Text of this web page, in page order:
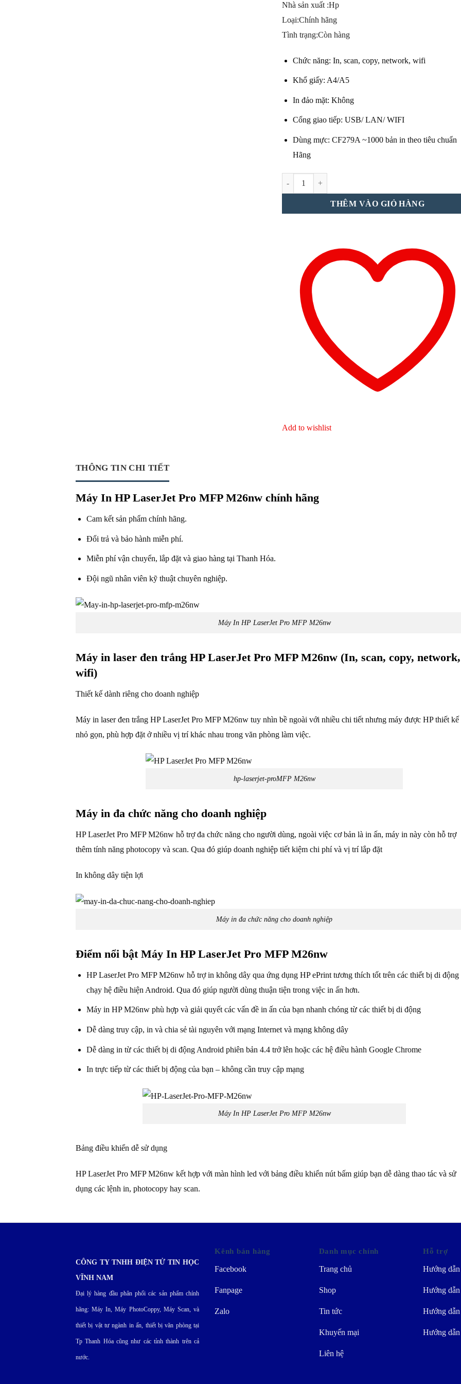
4,100,000₫.
Nhà sản xuất :Hp
Loại:Chính hãng
Tình trạng:Còn hàng
Chức năng: In, scan, copy, network, wifi
Khổ giấy: A4/A5
In đảo mặt: Không
Cổng giao tiếp: USB/ LAN/ WIFI
Dùng mực: CF279A ~1000 bản in theo tiêu chuẩn
Hãng
Máy In HP LaserJet Pro MFP M26nw số lượng
THÊM VÀO GIỎ HÀNG
Add to wishlist
THÔNG TIN CHI TIẾT
Máy In HP LaserJet Pro MFP M26nw chính hãng
Cam kết sản phẩm chính hãng.
Đổi trả và bảo hành miễn phí.
Miễn phí vận chuyển, lắp đặt và giao hàng tại Thanh Hóa.
Đội ngũ nhân viên kỹ thuật chuyên nghiệp.
Máy In HP LaserJet Pro MFP M26nw
Máy in laser đen trắng HP LaserJet Pro MFP M26nw (In, scan, copy, network,
wifi)
Thiết kế dành riêng cho doanh nghiệp
Máy in laser đen trắng HP LaserJet Pro MFP M26nw tuy nhìn bề ngoài với nhiều chi tiết nhưng máy được HP thiết kế
nhỏ gọn, phù hợp đặt ở nhiều vị trí khác nhau trong văn phòng làm việc.
hp-laserjet-proMFP M26nw
Máy in đa chức năng cho doanh nghiệp
HP LaserJet Pro MFP M26nw hỗ trợ đa chức năng cho người dùng, ngoài việc cơ bản là in ấn, máy in này còn hỗ trợ
thêm tính năng photocopy và scan. Qua đó giúp doanh nghiệp tiết kiệm chi phí và vị trí lắp đặt
In không dây tiện lợi
Máy in đa chức năng cho doanh nghiệp
Điểm nổi bật Máy In HP LaserJet Pro MFP M26nw
HP LaserJet Pro MFP M26nw hỗ trợ in không dây qua ứng dụng HP ePrint tương thích tốt trên các thiết bị di động
chạy hệ điều hiện Android. Qua đó giúp người dùng thuận tiện trong việc in ấn hơn.
Máy in HP M26nw phù hợp và giải quyết các vấn đề in ấn của bạn nhanh chóng từ các thiết bị di động
Dễ dàng truy cập, in và chia sẻ tài nguyên với mạng Internet và mạng không dây
Dễ dàng in từ các thiết bị di động Android phiên bản 4.4 trở lên hoặc các hệ điều hành Google Chrome
In trực tiếp từ các thiết bị động của bạn – không cần truy cập mạng
Máy In HP LaserJet Pro MFP M26nw
Bảng điều khiển dễ sử dụng
HP LaserJet Pro MFP M26nw kết hợp với màn hình led với bảng điều khiển nút bấm giúp bạn dễ dàng thao tác và sử
dụng các lệnh in, photocopy hay scan.
CÔNG TY TNHH ĐIỆN TỬ TIN HỌC
VĨNH NAM
Đại lý hàng đầu phân phối các sản phẩm chính
hãng: Máy In, Máy PhotoCoppy, Máy Scan, và
thiết bị vật tư ngành in ấn, thiết bị văn phòng tại
Tp Thanh Hóa cũng như các tỉnh thành trên cả
nước.
Kênh bán hàng
Facebook
Fanpage
Zalo
Danh mục chính
Trang chủ
Shop
Tin tức
Khuyến mại
Liên hệ
Hỗ trợ
Hướng
Hướng
Hướng
Hướng